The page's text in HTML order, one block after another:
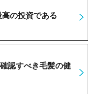
の投資である
認すべき毛髪の健